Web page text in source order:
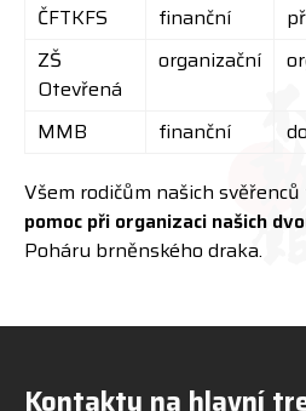
ČFTKFS
finanční
ZŠ
Otevřená
organizační
MMB finanční
Všem rodičům našich
pomoc při organizaci našich
Poháru brněnského draka.
Kontakty na hlavní